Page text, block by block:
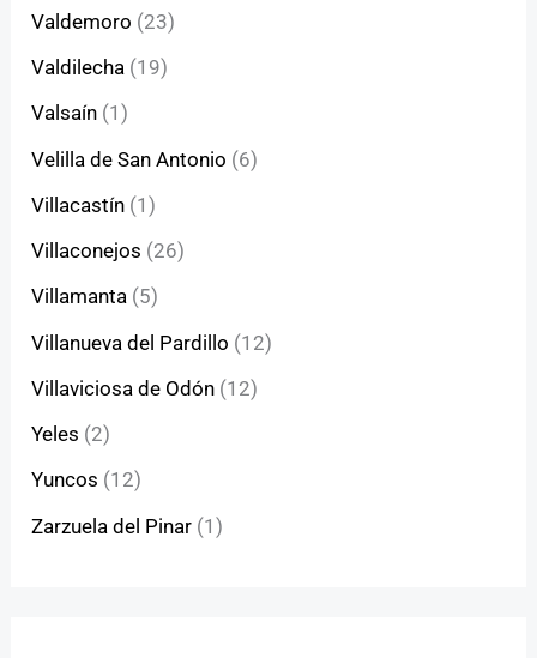
Valdemoro (23)
Valdilecha (19)
Valsaín (1)
Velilla de San Antonio (6)
Villacastín (1)
Villaconejos (26)
Villamanta (5)
Villanueva del Pardillo (12)
Villaviciosa de Odón (12)
Yeles (2)
Yuncos (12)
Zarzuela del Pinar (1)